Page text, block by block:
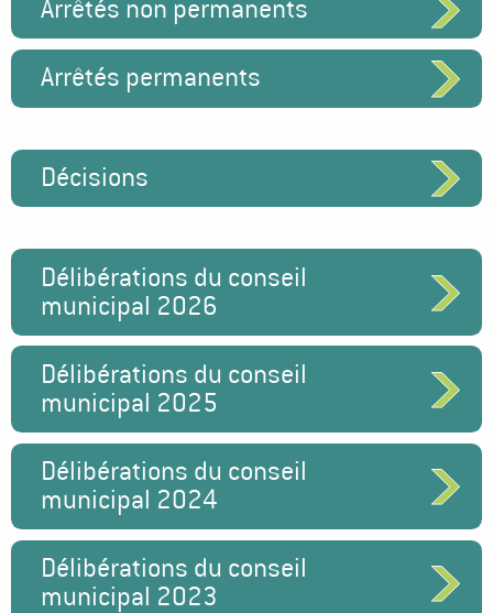
Arrêtés non permanents
Arrêtés permanents
Décisions
Délibérations du conseil
municipal 2026
Délibérations du conseil
municipal 2025
Délibérations du conseil
municipal 2024
Délibérations du conseil
municipal 2023